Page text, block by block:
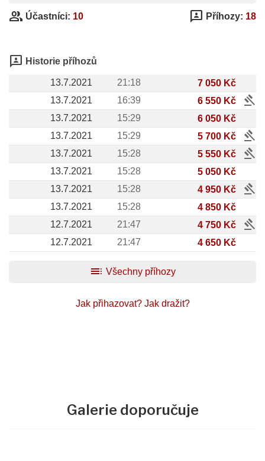
group Účastníci: 10 3p Příhozy: 18
3p Historie příhozů
13.7.2021 21:18
7 050 Kč
13.7.2021
16:39 6 550 Kč gavel
13.7.2021 15:29
6 050 Kč
13.7.2021
15:29 5 700 Kč gavel
13.7.2021 15:28 5 550 Kč gavel
13.7.2021 15:28
5 050 Kč
13.7.2021
15:28 4 950 Kč gavel
13.7.2021 15:28
4 850 Kč
12.7.2021
21:47 4 750 Kč gavel
12.7.2021 21:47 4 650 Kč
toc Všechny příhozy
Jak přihazovat? Jak dražit?
Galerie doporučuje